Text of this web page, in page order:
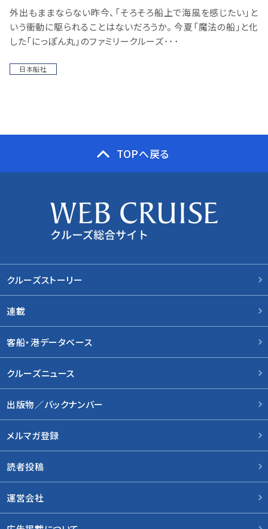
外出もままならない昨今、「そろそろ船上で海風を感じたい」と
いう衝動に駆られることはないだろうか。 今夏「魔法の船」と化
した「にっぽん丸」のファミリークルーズ･･･
日本船社
TOPへ戻る
クルーズストーリー
連載
客船・港データベース
クルーズニュース
出版物／バックナンバー
メルマガ登録
読者投稿
運営会社